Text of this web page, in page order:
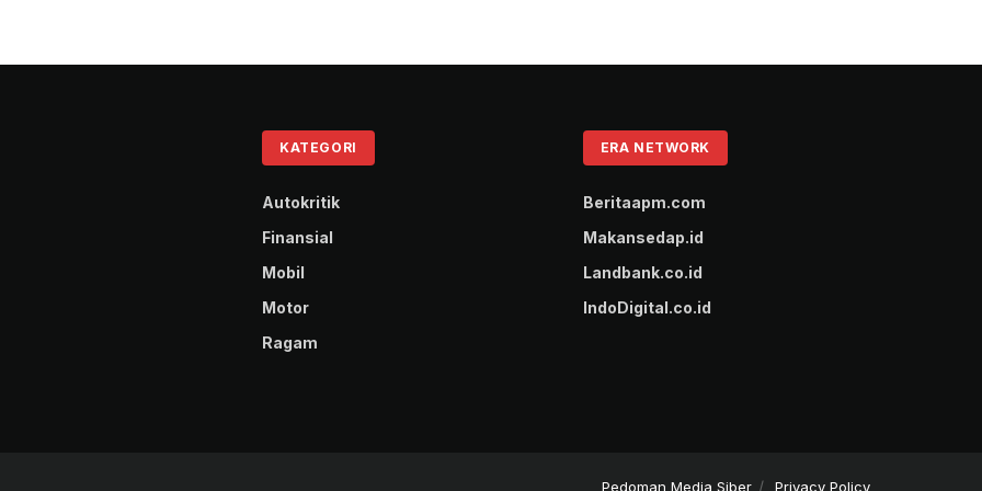
KATEGORI
Autokritik
Finansial
Mobil
Motor
Ragam
ERA NETWORK
Beritaapm.com
Makansedap.id
Landbank.co.id
IndoDigital.co.id
Pedoman Media Siber Privacy Policy